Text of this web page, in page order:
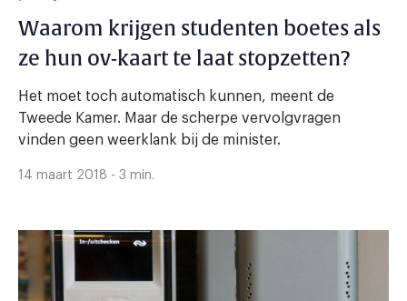
Waarom krijgen studenten boetes als
ze hun ov-kaart te laat stopzetten?
Het moet toch automatisch kunnen, meent de
Tweede Kamer. Maar de scherpe vervolgvragen
vinden geen weerklank bij de minister.
14 maart 2018 - 3 min.